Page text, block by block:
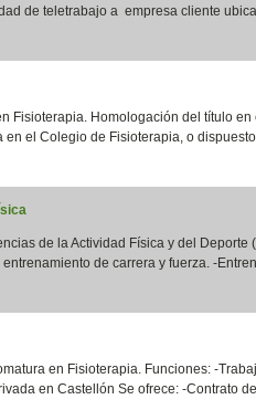
de teletrabajo a empresa cliente
Fisioterapia. Homologación del título en
en el Colegio de Fisioterapia, o
de la Actividad Física y del Deporte
de carrera y fuerza. -
en Fisioterapia. Funciones: -
en Castellón Se ofrece: -Contrato